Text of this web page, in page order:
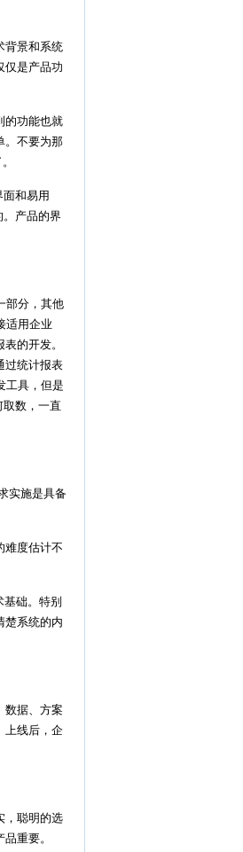
背景和系统
仅是产品功
的功能也就
。不要为那
和易用
产品的界
部分，其他
适用企业
的开发。
过统计报表
工具，但是
数，一直
实施是具备
度估计不
础。特别
楚系统的内
数据、方案
上线后，企
，聪明的选
重要。